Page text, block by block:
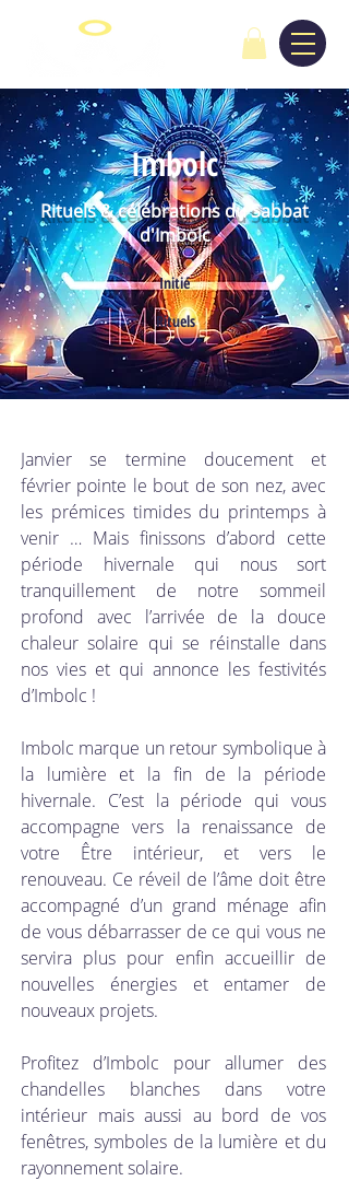
Imbolc
Rituels & célébrations du Sabbat
d'Imbolc
Initié
Rituels
Janvier se termine doucement et
février pointe le bout de son nez, avec
les prémices timides du printemps à
venir … Mais finissons d’abord cette
période hivernale qui nous sort
tranquillement de notre sommeil
profond avec l’arrivée de la douce
chaleur solaire qui se réinstalle dans
nos vies et qui annonce les festivités
d’Imbolc !
Imbolc marque un retour symbolique à
la lumière et la fin de la période
hivernale. C’est la période qui vous
accompagne vers la renaissance de
votre Être intérieur, et vers le
renouveau. Ce réveil de l’âme doit être
accompagné d’un grand ménage afin
de vous débarrasser de ce qui vous ne
servira plus pour enfin accueillir de
nouvelles énergies et entamer de
nouveaux projets.
Profitez d’Imbolc pour allumer des
chandelles blanches dans votre
intérieur mais aussi au bord de vos
fenêtres, symboles de la lumière et du
rayonnement solaire.